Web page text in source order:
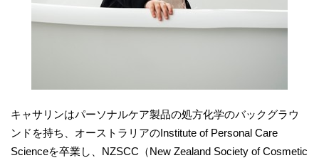
キャサリンはパーソナルケア製品の処方化学のバックグラウ
ンドを持ち、オーストラリアのInstitute of Personal Care
Scienceを卒業し、NZSCC（New Zealand Society of Cosmetic